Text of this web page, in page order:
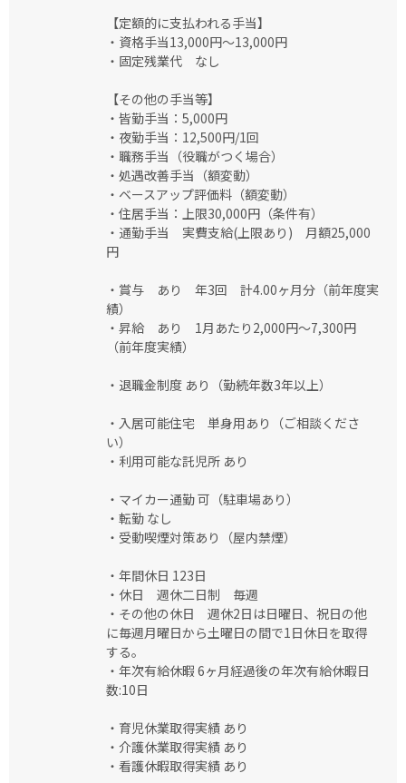
【定額的に支払われる手当】
・資格手当13,000円〜13,000円
・固定残業代 なし
【その他の手当等】
・皆勤手当：5,000円
・夜勤手当：12,500円/1回
・職務手当（役職がつく場合）
・処遇改善手当（額変動）
・ベースアップ評価料（額変動）
・住居手当：上限30,000円（条件有）
・通勤手当 実費支給(上限あり) 月額25,000
円
・賞与 あり 年3回 計4.00ヶ月分（前年度実
績）
・昇給 あり 1月あたり2,000円〜7,300円
（前年度実績）
・退職金制度 あり（勤続年数3年以上）
・入居可能住宅 単身用あり（ご相談くださ
い）
・利用可能な託児所 あり
・マイカー通勤 可（駐車場あり）
・転勤 なし
・受動喫煙対策あり（屋内禁煙）
・年間休日 123日
・休日 週休二日制 毎週
・その他の休日 週休2日は日曜日、祝日の他
に毎週月曜日から土曜日の間で1日休日を取得
する。
・年次有給休暇 6ヶ月経過後の年次有給休暇日
数:10日
・育児休業取得実績 あり
・介護休業取得実績 あり
・看護休暇取得実績 あり